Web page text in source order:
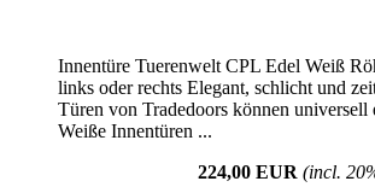
Innentüre Tuerenwelt CPL Edel Weiß
links oder rechts Elegant, schlicht und
Türen von Tradedoors können universell
Weiße Innentüren ...
224,00 EUR (incl.